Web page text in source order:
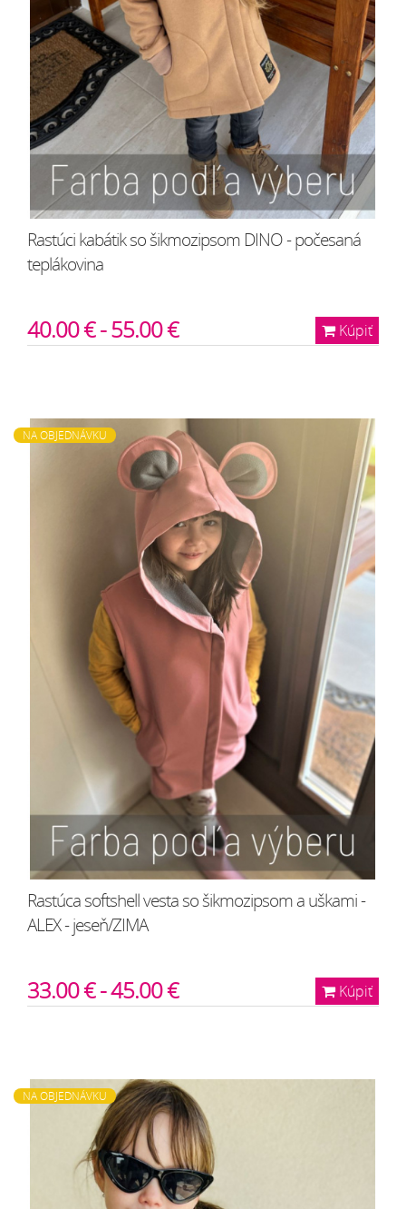
Rastúci kabátik so šikmozipsom DINO - počesaná
teplákovina
Kúpiť
40.00 € - 55.00 €
NA OBJEDNÁVKU
Rastúca softshell vesta so šikmozipsom a uškami -
ALEX - jeseň/ZIMA
Kúpiť
33.00 € - 45.00 €
NA OBJEDNÁVKU